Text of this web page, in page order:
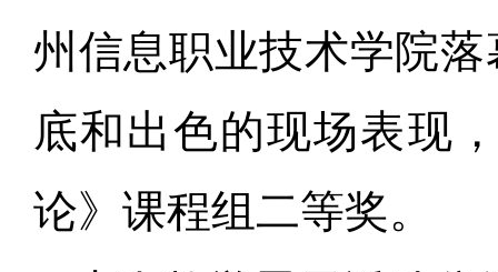
州信息职业技术学院
底和出色的现场表现
论》课程组二等奖。